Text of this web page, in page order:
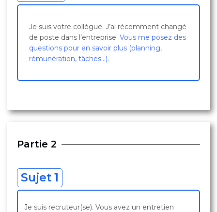
Je suis votre collègue. J’ai récemment changé
de poste dans l’entreprise. Vous me posez des
questions pour en savoir plus (planning,
rémunération, tâches…).
Partie 2
Sujet 1
Je suis recruteur(se). Vous avez un entretien